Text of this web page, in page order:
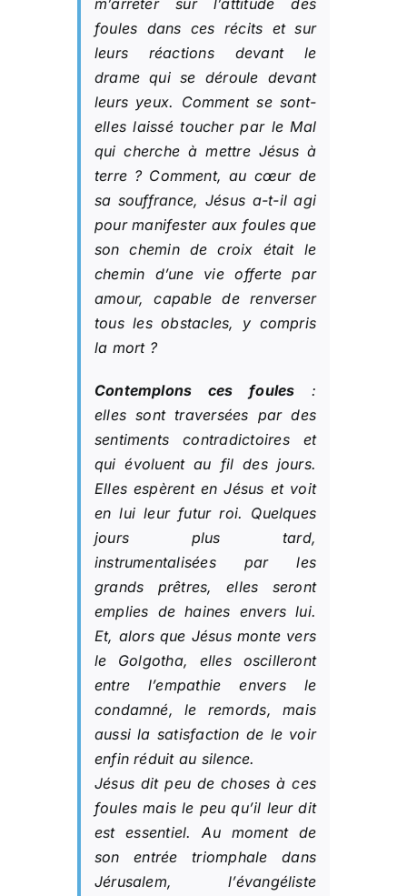
m’arrêter sur l’attitude des
foules dans ces récits et sur
leurs réactions devant le
drame qui se déroule devant
leurs yeux. Comment se sont-
elles laissé toucher par le Mal
qui cherche à mettre Jésus à
terre ? Comment, au cœur de
sa souffrance, Jésus a-t-il agi
pour manifester aux foules que
son chemin de croix était le
chemin d’une vie offerte par
amour, capable de renverser
tous les obstacles, y compris
la mort ?
Contemplons ces foules :
elles sont traversées par des
sentiments contradictoires et
qui évoluent au fil des jours.
Elles espèrent en Jésus et voit
en lui leur futur roi. Quelques
jours plus tard,
instrumentalisées par les
grands prêtres, elles seront
emplies de haines envers lui.
Et, alors que Jésus monte vers
le Golgotha, elles oscilleront
entre l’empathie envers le
condamné, le remords, mais
aussi la satisfaction de le voir
enfin réduit au silence.
Jésus dit peu de choses à ces
foules mais le peu qu’il leur dit
est essentiel. Au moment de
son entrée triomphale dans
Jérusalem, l’évangéliste